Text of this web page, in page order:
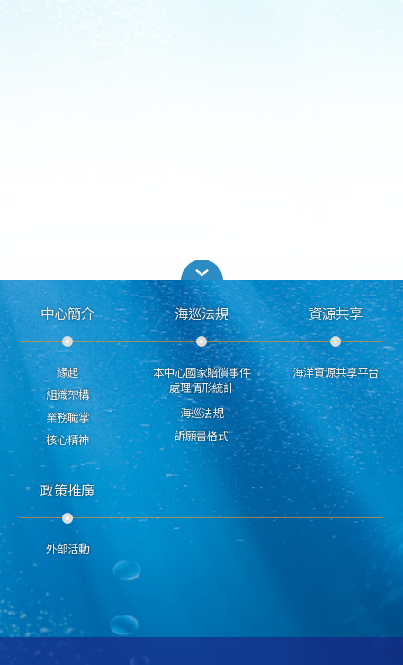
中心簡介
緣起
組織架構
業務職掌
核心精神
海巡法規
本中心國家賠償事件
處理情形統計
海巡法規
訴願書格式
資源共享
海洋資源共享平台
政策推廣
外部活動